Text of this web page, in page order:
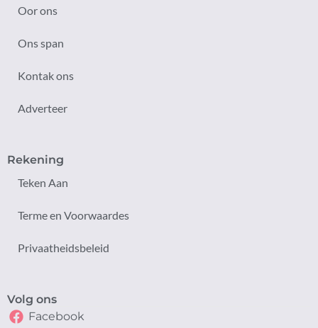
Oor ons
Ons span
Kontak ons
Adverteer
Rekening
Teken Aan
Terme en Voorwaardes
Privaatheidsbeleid
Volg ons
Facebook